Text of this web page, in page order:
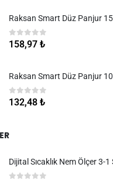
Raksan Smart Düz Panjur
0 5 üzerinden
158,97 ₺
Raksan Smart Düz Panjur
05 üzerinden
132,48 ₺
Dijital Sıcaklık Nem Ölçer 3-